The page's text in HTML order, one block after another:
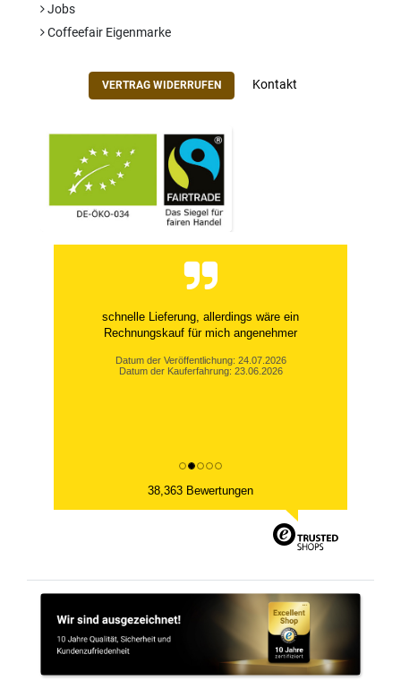
Jobs
Coffeefair Eigenmarke
VERTRAG WIDERRUFEN Kontakt
schnelle Lieferung, allerdings wäre ein
Rechnungskauf für mich angenehmer
Datum der Veröffentlichung: 24.07.2026
Datum der Kauferfahrung: 23.06.2026
38,363 Bewertungen